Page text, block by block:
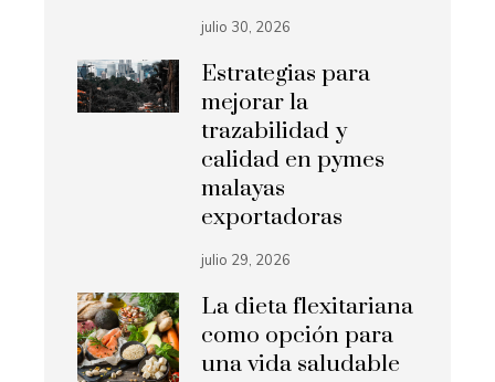
julio 30, 2026
Estrategias para
mejorar la
trazabilidad y
calidad en pymes
malayas
exportadoras
julio 29, 2026
La dieta flexitariana
como opción para
una vida saludable